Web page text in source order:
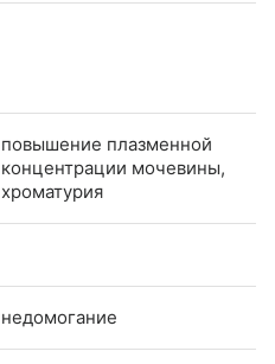
повышение плазменной
концентрации мочевины,
хроматурия
недомогание